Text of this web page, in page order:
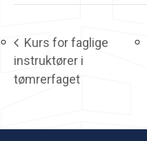
Kurs for faglige
instruktører i
tømrerfaget